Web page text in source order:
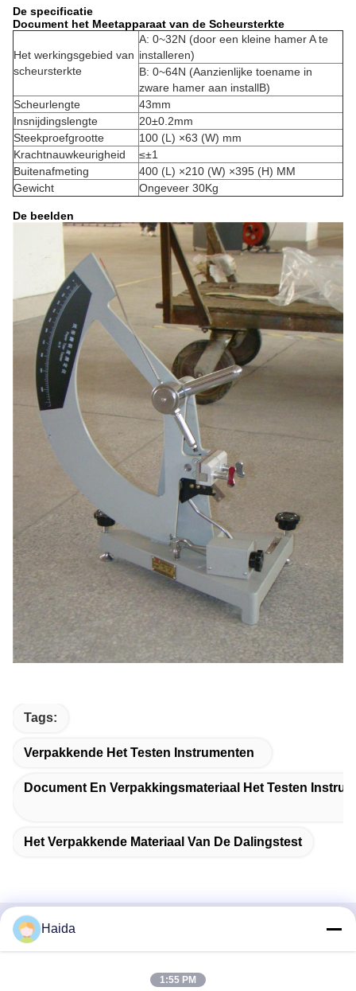
De specificatie
Document het Meetapparaat van de Scheursterkte
Het werkingsgebied van
scheursterkte
A: 0~32N (door een kleine hamer A te
installeren)
B: 0~64N (Aanzienlijke toename in
zware hamer aan installB)
Scheurlengte
43mm
Insnijdingslengte
20±0.2mm
Steekproefgrootte
100 (L) ×63 (W) mm
Krachtnauwkeurigheid
≤±1
Buitenafmeting
400 (L) ×210 (W) ×395 (H) MM
Gewicht
Ongeveer 30Kg
De beelden
Tags:
Verpakkende Het Testen Instrumenten
Document En Verpakkingsmateriaal Het Testen
Het Verpakkende Materiaal Van De Dalingstest
Snel contact
Haida
1:55 PM